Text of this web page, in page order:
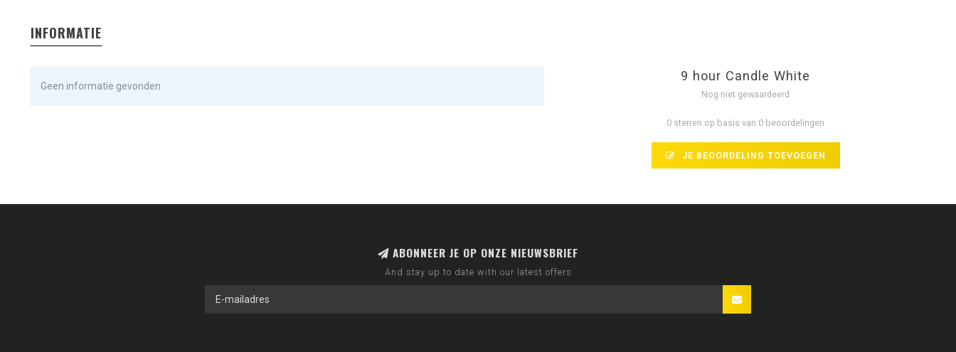
INFORMATIE
Geen informatie gevonden
9 hour Candle White
Nog niet gewaardeerd
0 sterren op basis van 0 beoordelingen
JE BEOORDELING TOEVOEGEN
ABONNEER JE OP ONZE NIEUWSBRIEF
And stay up to date with our latest offers